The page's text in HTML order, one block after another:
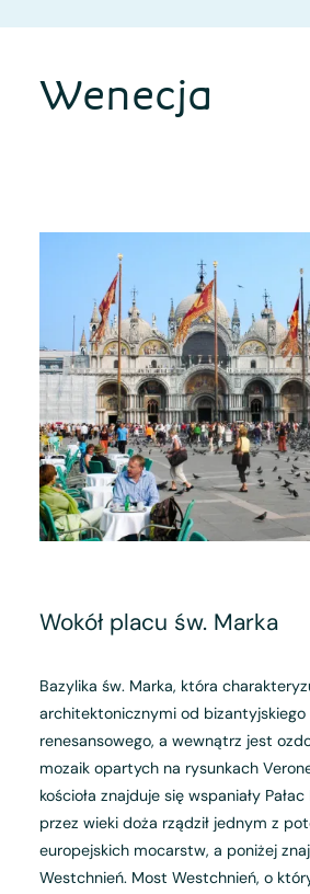
Wenecja
Wokół placu św. Marka
Bazylika św. Marka, która
architektonicznymi od bizantyjskiego
renesansowego, a wewnątrz jest
mozaik opartych na rysunkach
kościoła znajduje się wspaniały
przez wieki doża rządził jednym z
europejskich mocarstw, a poniżej
Westchnień. Most Westchnień, o